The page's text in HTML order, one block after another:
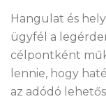
Hangulat és
ügyfél a
célpontként
lennie, hogy
az adódó